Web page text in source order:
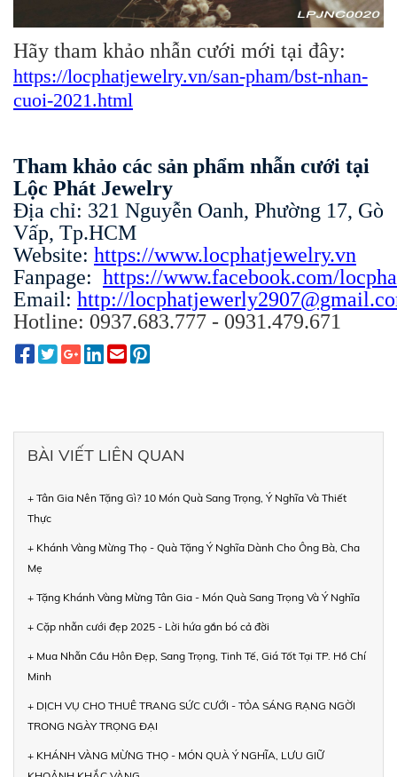
Hãy tham khảo nhẫn cưới mới tại đây:
https://locphatjewelry.vn/san-pham/bst-nhan-
cuoi-2021.html
Tham khảo các sản phẩm nhẫn cưới tại
Lộc Phát Jewelry
Địa chỉ: 321 Nguyễn Oanh, Phường 17, Gò
Vấp, Tp.HCM
Website: https://www.locphatjewelry.vn
Fanpage: https://www.facebook.com/
Email: http://
Hotline: 0937.683.777 - 0931.479.671
BÀI VIẾT LIÊN QUAN
+ Tân Gia Nên Tặng Gì? 10 Món Quà Sang Trọng, Ý Nghĩa Và Thiết
Thực
+ Khánh Vàng Mừng Thọ - Quà Tặng Ý Nghĩa Dành Cho Ông Bà, Cha
Mẹ
+ Tặng Khánh Vàng Mừng Tân Gia - Món Quà Sang Trọng Và Ý Nghĩa
+ Cặp nhẫn cưới đẹp 2025 - Lời hứa gắn bó cả đời
+ Mua Nhẫn Cầu Hôn Đẹp, Sang Trọng, Tinh Tế, Giá Tốt Tại TP. Hồ Chí
Minh
+ DỊCH VỤ CHO THUÊ TRANG SỨC CƯỚI - TỎA SÁNG RẠNG NGỜI
TRONG NGÀY TRỌNG ĐẠI
+ KHÁNH VÀNG MỪNG THỌ - MÓN QUÀ Ý NGHĨA, LƯU GIỮ